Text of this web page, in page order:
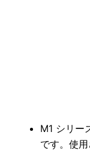
M1 シリー
です。使